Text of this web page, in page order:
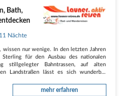
Bath,
Nächte
wissen nur wenige. In den letzten Jahren
für den Ausbau des nationalen
stillgelegter Bahntrassen, auf alten
Landstraßen lässt es sich wunderbar
mehr erfahren